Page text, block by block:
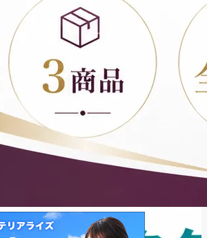
ファクタリング
ペイトナーファクタリングの活用
法｜中小企業・個...
2026年8月5日